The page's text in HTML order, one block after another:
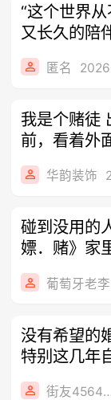
“这个世界
又长久的陪
匿名
我是个赌徒
前，看着外
即将
华韵装饰
碰到没用的
嫖．赌》家
葡萄牙老李
没有希望的
特别这几年
一直
街友